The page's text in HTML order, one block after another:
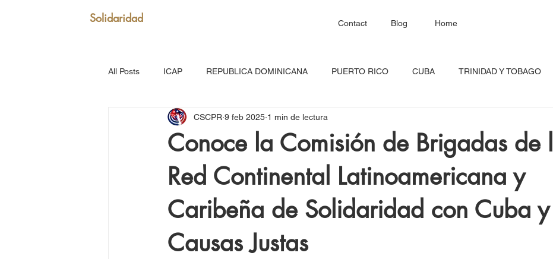
Solidaridad Home
Blog
Contact
All Posts ICAP REPUBLICA DOMINICANA PUERTO RICO CUBA TRINIDAD Y TOBAGO
SAN VICENTE Y GRANADINAS HAITÍ SANTA LUCÍA
MARTINICA VENEZUELA RED CONTINENTAL CARICOM
Puerto Rico: Somos Caribe Brigadas FESTIVAL DEL CARIBE GUADALUPE BLOQUEO
Conoce la Comisión de Brigadas de
Red Continental Latinoamericana y
Caribeña de Solidaridad con Cuba
Causas Justas
CSCPR 9 feb 2025 1 min de lectura